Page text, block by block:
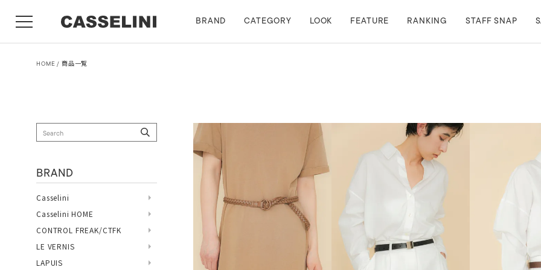
BRAND CATEGORY LOOK FEATURE RANKING STAFF SNAP
HOME 商品一覧
BRAND
Casselini
Casselini HOME
CONTROL FREAK/CTFK
LE VERNIS
LAPUIS